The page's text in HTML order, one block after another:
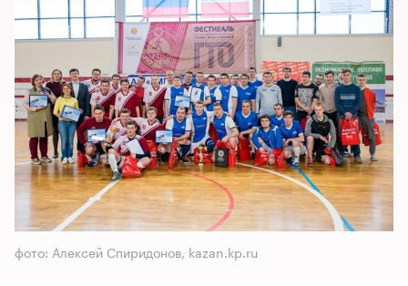
фото: Алексей Спиридонов, kazan.kp.ru